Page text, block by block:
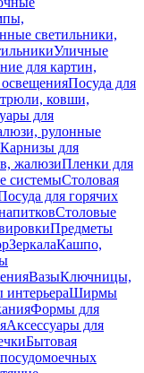
светильники,
Уличные
для картин,
Посуда для
ковши,
для
рулонные
Карнизы для
жалюзиПленки для
системыСтоловая
для горячих
Столовые
Предметы
ЗеркалаКашпо,
ВазыКлючницы,
Ширмы
Формы для
Аксессуары для
Бытовая